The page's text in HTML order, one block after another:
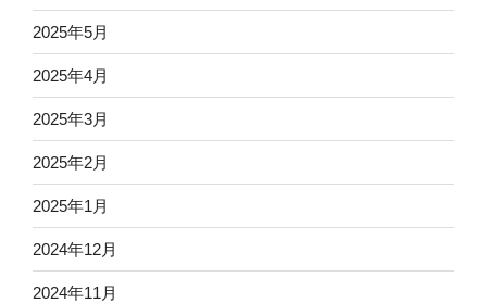
2025年5月
2025年4月
2025年3月
2025年2月
2025年1月
2024年12月
2024年11月